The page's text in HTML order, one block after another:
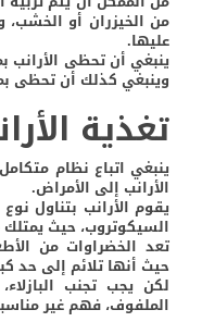
من الخيزران أو
عليها.
ينبغي أن تحظى الأرانب
وينبغي كذلك أن تحظى
تغذية
ينبغي اتباع نظام
الأرانب إلى الأمراض.
يقوم الأرانب بتناول
السيكوتروب، حيث
تعد الخضراوات من
حيث أنها تلائم إلى حد
لكن يجب تجنب
الملفوف، فهم غير